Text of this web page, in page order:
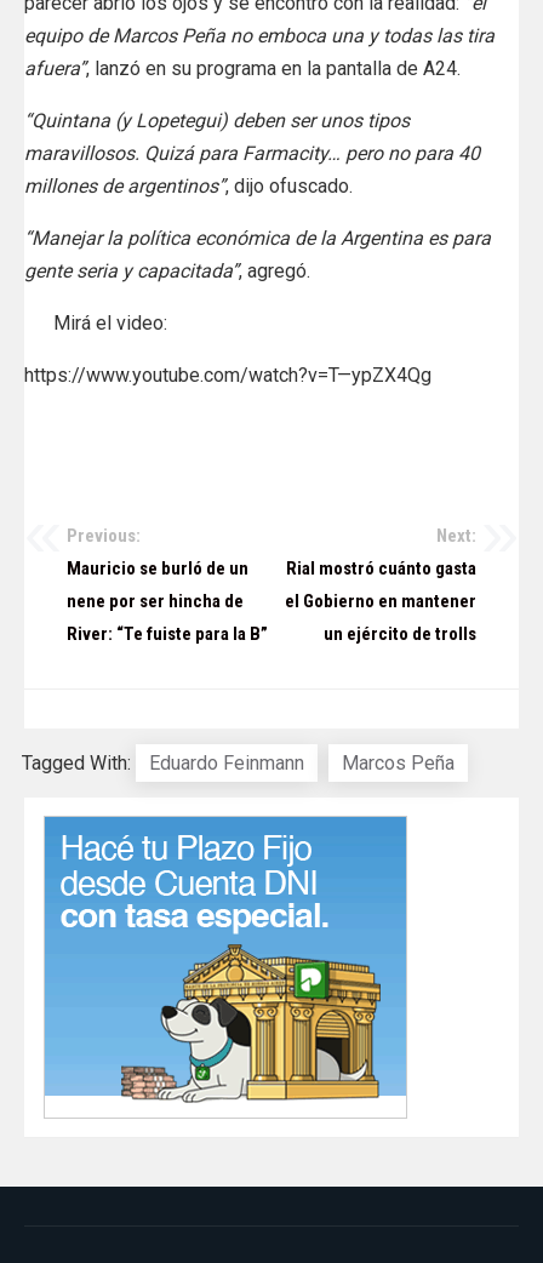
equipo de Marcos Peña no emboca una y todas las tira
afuera”, lanzó en su programa en la pantalla de A24.
“Quintana (y Lopetegui) deben ser unos tipos
maravillosos. Quizá para Farmacity… pero no para 40
millones de argentinos”, dijo ofuscado.
“Manejar la política económica de la Argentina es para
gente seria y capacitada”, agregó.
Mirá el video:
https://www.youtube.com/watch?v=T—ypZX4Qg
Navegación
entradas
Previous:
Mauricio se burló de un
nene por ser hincha de
River: “Te fuiste para la B”
Next:
Rial mostró cuánto gasta
el Gobierno en mantener
un ejército de trolls
Tagged With: Eduardo Feinmann Marcos Peña